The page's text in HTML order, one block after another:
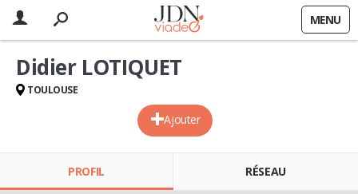
MENU
Ajouter
Didier LOTIQUET
TOULOUSE
PROFIL RÉSEAU